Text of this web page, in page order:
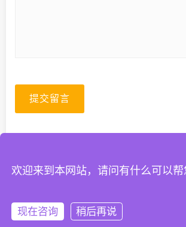
提交留言
欢迎来到本网站，请问有什么可以帮
现在咨询 稍后再说